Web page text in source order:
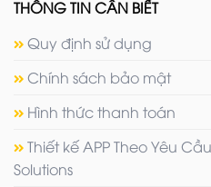
THÔNG TIN CẦN BIẾT
Quy định sử dụng
Chính sách bảo mật
Hình thức thanh toán
Thiết kế APP Theo Yêu
Solutions